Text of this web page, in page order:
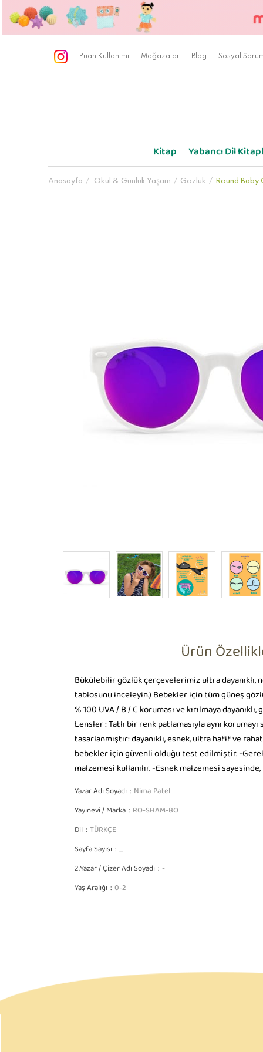
Puan Kullanımı Mağazalar Blog Sosyal
Kitap Yabancı Dil
Anasayfa Okul & Günlük Yaşam Gözlük Round Baby
Ürün
Bükülebilir gözlük çerçevelerimiz ultra
tablosunu inceleyin.) Bebekler için tüm güneş
% 100 UVA / B / C koruması ve kırılmaya
Lensler : Tatlı bir renk patlamasıyla aynı
tasarlanmıştır: dayanıklı, esnek, ultra hafif ve
bebekler için güvenli olduğu test edilmiştir. -
malzemesi kullanılır. -Esnek malzemesi
Yazar Adı Soyadı Nima Patel
Yayınevi / Marka RO-SHAM-BO
Dil TÜRKÇE
Sayfa Sayısı _
2.Yazar / Çizer Adı Soyadı -
Yaş Aralığı 0-2